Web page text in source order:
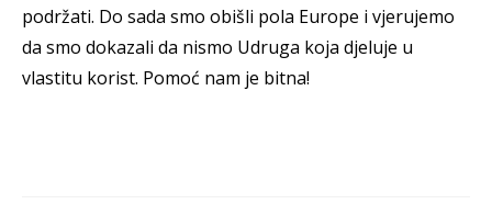
podržati. Do sada smo obišli pola Europe i vjerujemo
da smo dokazali da nismo Udruga koja djeluje u
vlastitu korist. Pomoć nam je bitna!